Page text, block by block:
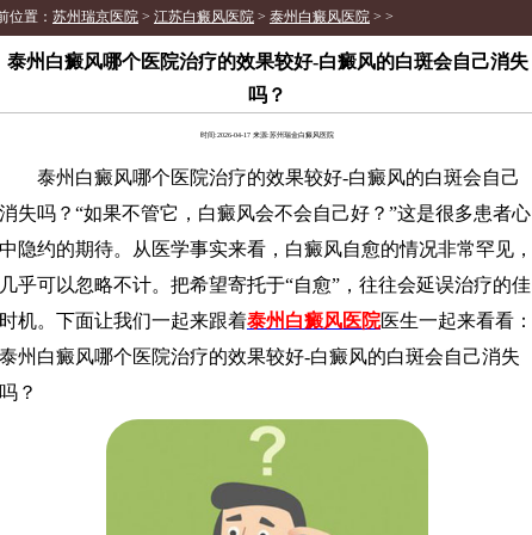
位置： 苏州瑞京医院 > 江苏白癜风医院 > 泰州白癜风医院 > >
泰州白癜风哪个医院治疗的效果较好-白癜风的白斑会自己消失
吗？
时间:2026-04-17 来源:苏州瑞金白癜风医院
泰州白癜风哪个医院治疗的效果较好-白癜风的白斑会自己
消失吗？“如果不管它，白癜风会不会自己好？”这是很多患者心
中隐约的期待。从医学事实来看，白癜风自愈的情况非常罕见，
几乎可以忽略不计。把希望寄托于“自愈”，往往会延误治疗的佳
时机。下面让我们一起来跟着泰州白癜风医院医生一起来看看：
泰州白癜风哪个医院治疗的效果较好-白癜风的白斑会自己消失
吗？